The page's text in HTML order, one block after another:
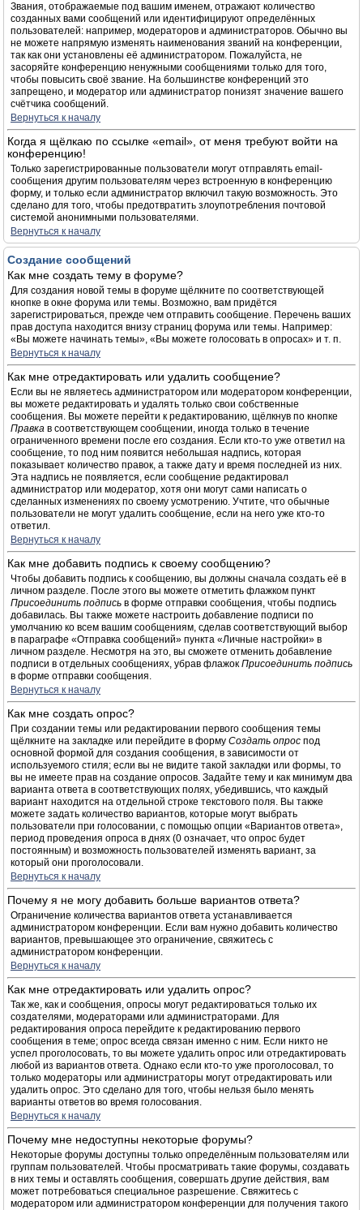
Звания, отображаемые под вашим именем, отражают количество
созданных вами сообщений или идентифицируют определённых
пользователей: например, модераторов и администраторов. Обычно вы
не можете напрямую изменять наименования званий на конференции,
так как они установлены её администратором. Пожалуйста, не
засоряйте конференцию ненужными сообщениями только для того,
чтобы повысить своё звание. На большинстве конференций это
запрещено, и модератор или администратор понизят значение вашего
счётчика сообщений.
Вернуться к началу
Когда я щёлкаю по ссылке «email», от меня требуют войти на
конференцию!
Только зарегистрированные пользователи могут отправлять email-
сообщения другим пользователям через встроенную в конференцию
форму, и только если администратор включил такую возможность. Это
сделано для того, чтобы предотвратить злоупотребления почтовой
системой анонимными пользователями.
Вернуться к началу
Создание сообщений
Как мне создать тему в форуме?
Для создания новой темы в форуме щёлкните по соответствующей
кнопке в окне форума или темы. Возможно, вам придётся
зарегистрироваться, прежде чем отправить сообщение. Перечень ваших
прав доступа находится внизу страниц форума или темы. Например:
«Вы можете начинать темы», «Вы можете голосовать в опросах» и т. п.
Вернуться к началу
Как мне отредактировать или удалить сообщение?
Если вы не являетесь администратором или модератором конференции,
вы можете редактировать и удалять только свои собственные
сообщения. Вы можете перейти к редактированию, щёлкнув по кнопке
Правка в соответствующем сообщении, иногда только в течение
ограниченного времени после его создания. Если кто-то уже ответил на
сообщение, то под ним появится небольшая надпись, которая
показывает количество правок, а также дату и время последней из них.
Эта надпись не появляется, если сообщение редактировал
администратор или модератор, хотя они могут сами написать о
сделанных изменениях по своему усмотрению. Учтите, что обычные
пользователи не могут удалить сообщение, если на него уже кто-то
ответил.
Вернуться к началу
Как мне добавить подпись к своему сообщению?
Чтобы добавить подпись к сообщению, вы должны сначала создать её в
личном разделе. После этого вы можете отметить флажком пункт
Присоединить подпись в форме отправки сообщения, чтобы подпись
добавилась. Вы также можете настроить добавление подписи по
умолчанию ко всем вашим сообщениям, сделав соответствующий выбор
в параграфе «Отправка сообщений» пункта «Личные настройки» в
личном разделе. Несмотря на это, вы сможете отменить добавление
подписи в отдельных сообщениях, убрав флажок Присоединить подпись
в форме отправки сообщения.
Вернуться к началу
Как мне создать опрос?
При создании темы или редактировании первого сообщения темы
щёлкните на закладке или перейдите в форму Создать опрос под
основной формой для создания сообщения, в зависимости от
используемого стиля; если вы не видите такой закладки или формы, то
вы не имеете прав на создание опросов. Задайте тему и как минимум два
варианта ответа в соответствующих полях, убедившись, что каждый
вариант находится на отдельной строке текстового поля. Вы также
можете задать количество вариантов, которые могут выбрать
пользователи при голосовании, с помощью опции «Вариантов ответа»,
период проведения опроса в днях (0 означает, что опрос будет
постоянным) и возможность пользователей изменять вариант, за
который они проголосовали.
Вернуться к началу
Почему я не могу добавить больше вариантов ответа?
Ограничение количества вариантов ответа устанавливается
администратором конференции. Если вам нужно добавить количество
вариантов, превышающее это ограничение, свяжитесь с
администратором конференции.
Вернуться к началу
Как мне отредактировать или удалить опрос?
Так же, как и сообщения, опросы могут редактироваться только их
создателями, модераторами или администраторами. Для
редактирования опроса перейдите к редактированию первого
сообщения в теме; опрос всегда связан именно с ним. Если никто не
успел проголосовать, то вы можете удалить опрос или отредактировать
любой из вариантов ответа. Однако если кто-то уже проголосовал, то
только модераторы или администраторы могут отредактировать или
удалить опрос. Это сделано для того, чтобы нельзя было менять
варианты ответов во время голосования.
Вернуться к началу
Почему мне недоступны некоторые форумы?
Некоторые форумы доступны только определённым пользователям или
группам пользователей. Чтобы просматривать такие форумы, создавать
в них темы и оставлять сообщения, совершать другие действия, вам
может потребоваться специальное разрешение. Свяжитесь с
модератором или администратором конференции для получения такого